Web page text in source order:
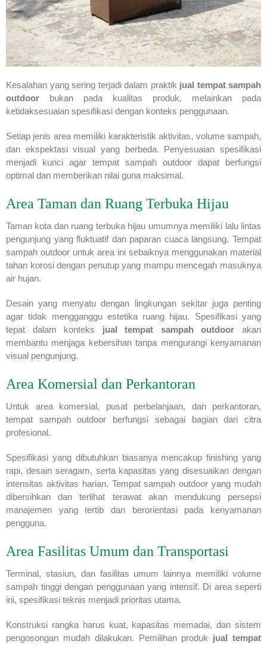
Kesalahan yang sering terjadi dalam praktik jual tempat sampah
outdoor bukan pada kualitas produk, melainkan pada
ketidaksesuaian spesifikasi dengan konteks penggunaan.
Setiap jenis area memiliki karakteristik aktivitas, volume sampah,
dan ekspektasi visual yang berbeda. Penyesuaian spesifikasi
menjadi kunci agar tempat sampah outdoor dapat berfungsi
optimal dan memberikan nilai guna maksimal.
Area Taman dan Ruang Terbuka Hijau
Taman kota dan ruang terbuka hijau umumnya memiliki lalu lintas
pengunjung yang fluktuatif dan paparan cuaca langsung. Tempat
sampah outdoor untuk area ini sebaiknya menggunakan material
tahan korosi dengan penutup yang mampu mencegah masuknya
air hujan.
Desain yang menyatu dengan lingkungan sekitar juga penting
agar tidak mengganggu estetika ruang hijau. Spesifikasi yang
tepat dalam konteks jual tempat sampah outdoor akan
membantu menjaga kebersihan tanpa mengurangi kenyamanan
visual pengunjung.
Area Komersial dan Perkantoran
Untuk area komersial, pusat perbelanjaan, dan perkantoran,
tempat sampah outdoor berfungsi sebagai bagian dari citra
profesional.
Spesifikasi yang dibutuhkan biasanya mencakup finishing yang
rapi, desain seragam, serta kapasitas yang disesuaikan dengan
intensitas aktivitas harian. Tempat sampah outdoor yang mudah
dibersihkan dan terlihat terawat akan mendukung persepsi
manajemen yang tertib dan berorientasi pada kenyamanan
pengguna.
Area Fasilitas Umum dan Transportasi
Terminal, stasiun, dan fasilitas umum lainnya memiliki volume
sampah tinggi dengan penggunaan yang intensif. Di area seperti
ini, spesifikasi teknis menjadi prioritas utama.
Konstruksi rangka harus kuat, kapasitas memadai, dan sistem
pengosongan mudah dilakukan. Pemilihan produk jual tempat